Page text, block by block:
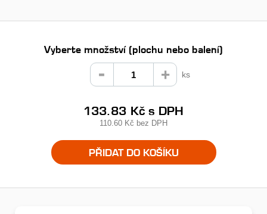
Vyberte množství (plochu nebo balení)
ks
133.83 Kč s DPH
110.60 Kč bez DPH
PŘIDAT DO KOŠÍKU